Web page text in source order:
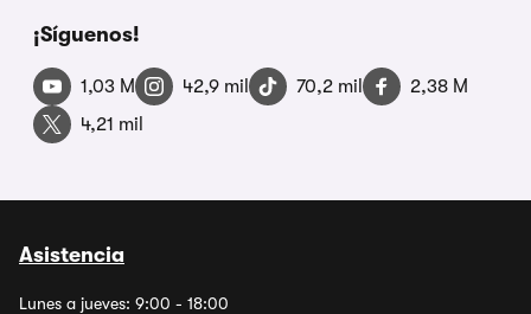
¡Síguenos!
1,03 M 42,9 mil 70,2 mil
2,38 M
4,21 mil
Asistencia
Lunes a jueves: 9:00 - 18:00